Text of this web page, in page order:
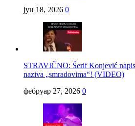
јун 18, 2026 0
STRAVIČNO: Šerif Konjević
naziva „smradovima“! (VIDEO)
фебруар 27, 2026 0